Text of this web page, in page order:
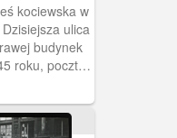
kociewska w
ulica
budynek
roku, poczty.